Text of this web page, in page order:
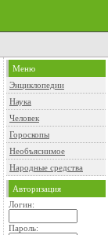
Меню
Энциклопедии
Наука
Человек
Гороскопы
Необъяснимое
Народные средства
Авторизация
Логин:
Пароль: